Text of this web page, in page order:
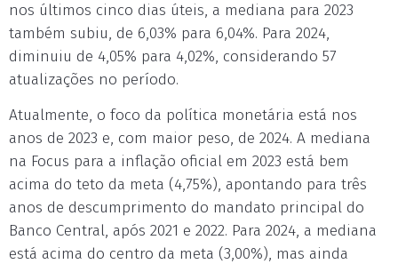
nos últimos cinco dias úteis, a mediana para 2023
também subiu, de 6,03% para 6,04%. Para 2024,
diminuiu de 4,05% para 4,02%, considerando 57
atualizações no período.
Atualmente, o foco da política monetária está nos
anos de 2023 e, com maior peso, de 2024. A mediana
na Focus para a inflação oficial em 2023 está bem
acima do teto da meta (4,75%), apontando para três
anos de descumprimento do mandato principal do
Banco Central, após 2021 e 2022. Para 2024, a mediana
está acima do centro da meta (3,00%), mas ainda